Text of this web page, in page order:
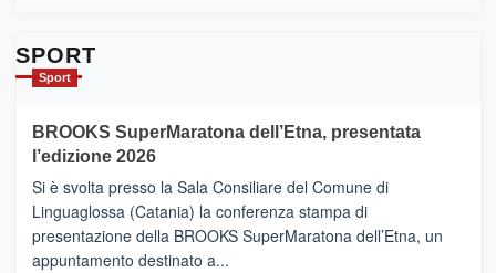
con
la
Al
via
i
collegamenti
SPORT
Sport
BROOKS SuperMaratona dell’Etna, presentata
l’edizione 2026
Si è svolta presso la Sala Consiliare del Comune di
Linguaglossa (Catania) la conferenza stampa di
presentazione della BROOKS SuperMaratona dell’Etna, un
appuntamento destinato a...